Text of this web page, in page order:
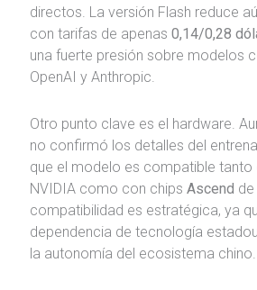
directos. La versión Flash reduce
con tarifas de apenas 0,14/0,28
una fuerte presión sobre modelos
OpenAI y Anthropic.
Otro punto clave es el hardware.
no confirmó los detalles del
que el modelo es compatible tanto
NVIDIAcomo con chips Ascend de
compatibilidad es estratégica, ya
dependencia de tecnología
la autonomía del ecosistema chino.